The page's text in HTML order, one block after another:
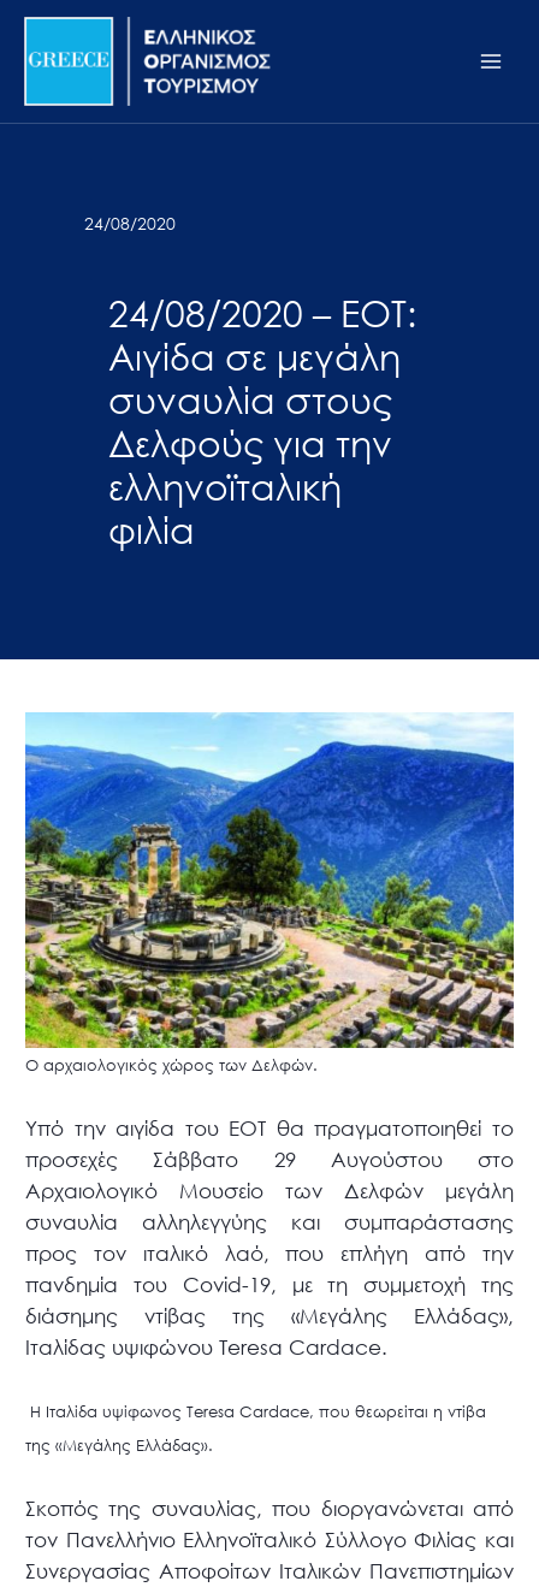
Σημείωση:
ιστότοπος
προσβασιμότητας.
Μετάβαση
περιεχόμενο
24/08/2020
24/08/2020 – ΕΟΤ:
Αιγίδα σε μεγάλη
συναυλία στους
Δελφούς για την
ελληνοϊταλική
φιλία
Ο αρχαιολογικός χώρος των Δελφών.
Υπό την αιγίδα του ΕΟΤ θα πραγματοποιηθεί το
προσεχές Σάββατο 29 Αυγούστου στο
Αρχαιολογικό Μουσείο των Δελφών μεγάλη
συναυλία αλληλεγγύης και συμπαράστασης
προς τον ιταλικό λαό, που επλήγη από την
πανδημία του Covid-19, με τη συμμετοχή της
διάσημης ντίβας της «Μεγάλης Ελλάδας»,
Ιταλίδας υψιφώνου Teresa Cardace.
Η Ιταλίδα υψίφωνος Teresa Cardace, που θεωρείται η ντίβα
της «Μεγάλης Ελλάδας».
Σκοπός της συναυλίας, που διοργανώνεται από
τον Πανελλήνιο Ελληνοϊταλικό Σύλλογο Φιλίας και
Συνεργασίας Αποφοίτων Ιταλικών Πανεπιστημίων